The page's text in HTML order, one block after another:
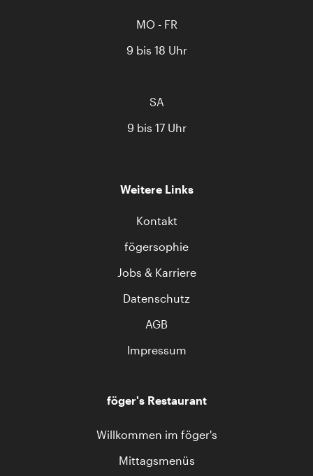
MO - FR
9 bis 18 Uhr
SA
9 bis 17 Uhr
Weitere Links
Kontakt
fögersophie
Jobs & Karriere
Datenschutz
AGB
Impressum
föger's Restaurant
Willkommen im föger's
Mittagsmenüs